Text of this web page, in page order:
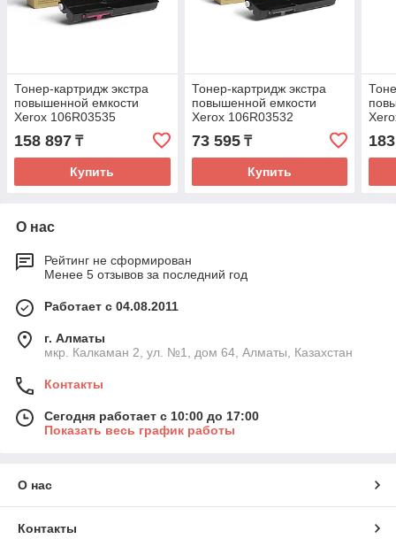
Тонер-картридж экстра
повышенной емкости
Xerox 106R03535
(малиновый)
158 897 ₸
Купить
Тонер-картридж экстра
повышенной емкости
Xerox 106R03532
73 595₸
Купить
О нас
Рейтинг не сформирован
Менее 5 отзывов за последний год
Работает с 04.08.2011
г. Алматы
мкр. Калкаман 2, ул. №1, дом 64, Алматы, Казахстан
Контакты
Сегодня работает с 10:00 до 17:00
Показать весь график работы
О нас
Контакты